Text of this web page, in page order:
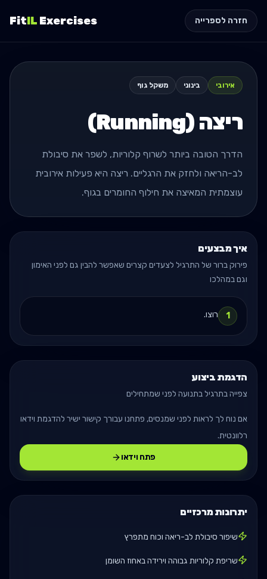
חזרה לספרייה FitIL Exercises
אירובי בינוני משקל גוף
ריצה (Running)
הדרך הטובה ביותר לשרוף קלוריות, לשפר את סיבולת
לב-הריאה ולחזק את הרגליים. ריצה היא פעילות אירובית
עוצמתית המאיצה את חילוף החומרים בגוף.
איך מבצעים
פירוק ברור של התרגיל לצעדים קצרים שאפשר להבין גם לפני האימון
וגם במהלכו
1 רוצו.
הדגמת ביצוע
צפייה בתרגיל בתנועה לפני שמתחילים
אם נוח לך לראות לפני שמנסים, פתחנו עבורך קישור ישיר להדגמת וידאו
רלוונטית.
פתח וידאו
יתרונות מרכזיים
שיפור סיבולת לב-ריאה וכוח מתפרץ
שריפת קלוריות גבוהה וירידה באחוז השומן